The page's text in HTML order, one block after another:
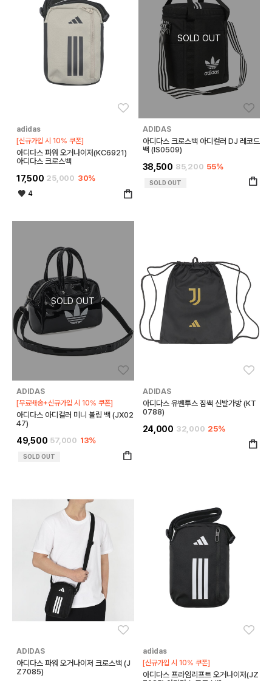
adidas
[신규가입 시 10% 쿠폰]
아디다스 파워 오거나이저(KC6921)
아디다스 크로스백
17,500 25,000 30%
4
ADIDAS
아디다스 크로스백 아디컬러 DJ 레코드
백 (IS0509)
38,500 85,200 55%
SOLD OUT
ADIDAS
[무료배송+신규가입 시 10% 쿠폰]
아디다스 아디컬러 미니 볼링 백 (JX02
47)
49,500 57,000 13%
SOLD OUT
ADIDAS
아디다스 유벤투스 짐쌕 신발가방 (KT
0788)
24,000 32,000 25%
ADIDAS
아디다스 파워 오거나이저 크로스백 (J
Z7085)
adidas
[신규가입 시 10% 쿠폰]
아디다스 프라임리프트 오거나이저(JZ